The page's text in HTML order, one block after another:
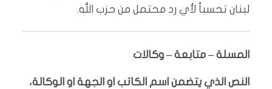
لبنان تحسباً لأي رد محتمل من حزب الله.
المسلة – متابعة – وكالات
النص الذي يتضمن اسم الكاتب او الجهة او الوكالة،